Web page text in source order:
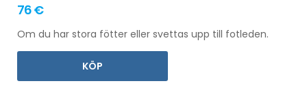
76 €
Om du har stora fötter eller svettas upp till fotleden.
KÖP